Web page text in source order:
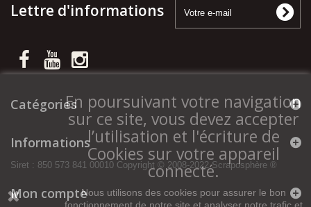
Lettre d'informations
Catégories
Informations
Siret : 850 573 841 00010 Copyright © 2008-2022 Scraposphère ®
Mon compte
En poursuivant votre navigation
sur ce site, vous devez accepter
l’utilisation et l'écriture de
Cookies sur votre appareil
connecté.
Nous utilisons des cookies pour assurer le bon